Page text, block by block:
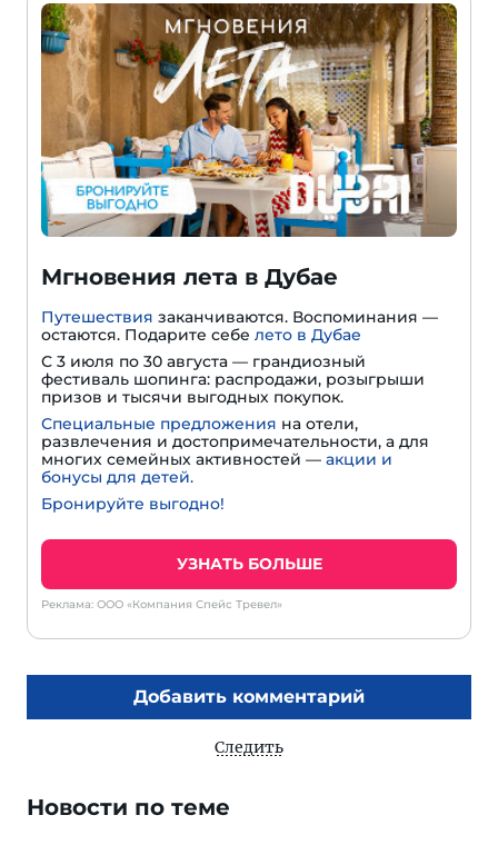
Мгновения лета в Дубае
Путешествия заканчиваются. Воспоминания —
остаются. Подарите себе лето в Дубае
С 3 июля по 30 августа — грандиозный
фестиваль шопинга: распродажи, розыгрыши
призов и тысячи выгодных покупок.
Специальные предложения на отели,
развлечения и достопримечательности, а для
многих семейных активностей — акции и
бонусы для детей.
Бронируйте выгодно!
УЗНАТЬ БОЛЬШЕ
Реклама: ООО «Компания Спейс Тревел»
Добавить комментарий
Следить
Новости по теме